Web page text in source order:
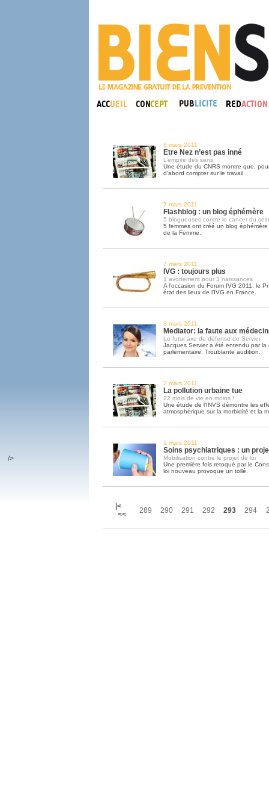
8 mars 2011
Etre Nez n’est pas inné
L’empire des sens
Une étude du CNRS montre que,
d’abord compter sur le travail.
7 mars 2011
Flashblog : un blog éphémère
5 blogueuses contre le cancer du sein
5 femmes ont créé un blog
de la Femme.
7 mars 2011
IVG : toujours plus
1 avortement pour 3 naissances
A l’occasion du Forum IVG 2011, le
état des lieux de l’IVG en France.
3 mars 2011
Mediator: la faute aux
Le futur axe de défense de Servier
Jacques Servier a été entendu par la
parlementaire. Troublante audition.
2 mars 2011
La pollution urbaine tue
22 mois de vie en moins !
Une étude de l’INVS démontre les
atmosphérique sur la morbidité et la
1 mars 2011
Soins psychiatriques : un
Mobilisation contre le projet de loi
Une première fois retoqué par le
loi nouveau provoque un tollé.
|<
<<
289 290 291 292 293 294
/>